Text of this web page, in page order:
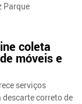
Parque
coleta
móveis e
serviços
correto de